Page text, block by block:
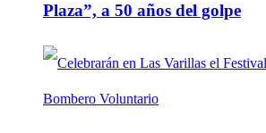
Plaza”, a 50 años del golpe